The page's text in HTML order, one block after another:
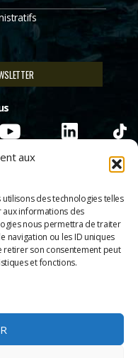
aux
des technologies telles
aux informations des
nous permettra de traiter
navigation ou les ID uniques
retirer son consentement peut
et fonctions.